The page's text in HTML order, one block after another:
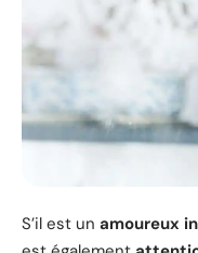
S’il est un amoureux